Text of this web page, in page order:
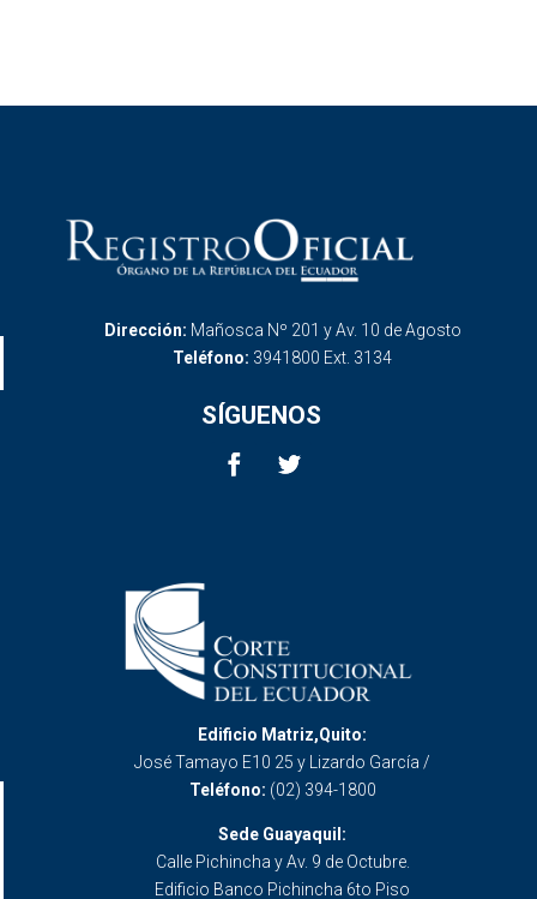
Dirección: Mañosca Nº 201 y Av. 10 de Agosto
Teléfono: 3941800 Ext. 3134
SÍGUENOS
Edificio Matriz,Quito:
José Tamayo E10 25 y Lizardo García /
Teléfono: (02) 394-1800
Sede Guayaquil:
Calle Pichincha y Av. 9 de Octubre.
Edificio Banco Pichincha 6to Piso